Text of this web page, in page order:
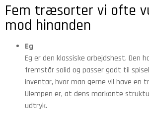
Fem træsorter vi ofte
mod hinanden
Eg
Eg er den klassiske arbejdshest. Den
fremstår solid og passer godt til
inventar, hvor man gerne vil have en
Ulempen er, at dens markante
udtryk.